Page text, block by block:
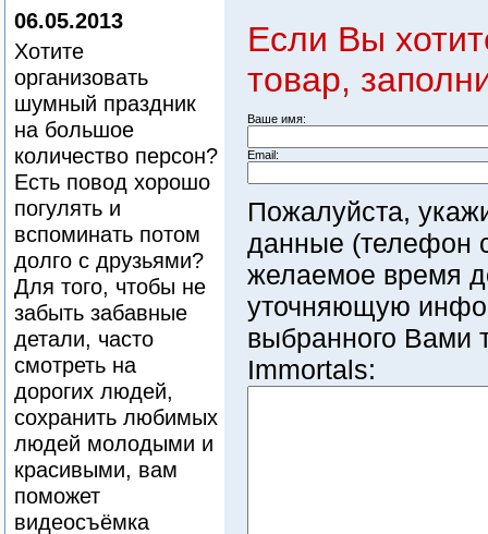
06.05.2013
Хотите
организовать
шумный праздник
на большое
количество персон?
Есть повод хорошо
погулять и
вспоминать потом
долго с друзьями?
Для того, чтобы не
забыть забавные
детали, часто
смотреть на
дорогих людей,
сохранить любимых
людей молодыми и
красивыми, вам
поможет
видеосъёмка
Если Вы
товар,
Ваше имя:
Email:
Пожалуйста,
данные (телефон
желаемое время
уточняющую
выбранного Вами
Immortals: